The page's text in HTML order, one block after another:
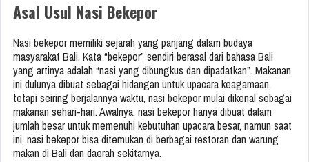
Asal Usul Nasi Bekepor
Nasi bekepor memiliki sejarah yang panjang dalam budaya
masyarakat Bali. Kata “bekepor” sendiri berasal dari bahasa Bali
yang artinya adalah “nasi yang dibungkus dan dipadatkan”. Makanan
ini dulunya dibuat sebagai hidangan untuk upacara keagamaan,
tetapi seiring berjalannya waktu, nasi bekepor mulai dikenal sebagai
makanan sehari-hari. Awalnya, nasi bekepor hanya dibuat dalam
jumlah besar untuk memenuhi kebutuhan upacara besar, namun saat
ini, nasi bekepor bisa ditemukan di berbagai restoran dan warung
makan di Bali dan daerah sekitarnya.